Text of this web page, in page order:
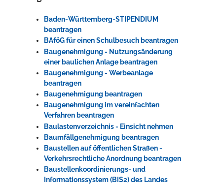
Baden-Württemberg-STIPENDIUM
beantragen
BAföG für einen Schulbesuch beantragen
Baugenehmigung - Nutzungsänderung
einer baulichen Anlage beantragen
Baugenehmigung - Werbeanlage
beantragen
Baugenehmigung beantragen
Baugenehmigung im vereinfachten
Verfahren beantragen
Baulastenverzeichnis - Einsicht nehmen
Baumfällgenehmigung beantragen
Baustellen auf öffentlichen Straßen -
Verkehrsrechtliche Anordnung beantragen
Baustellenkoordinierungs- und
Informationssystem (BIS2) des Landes